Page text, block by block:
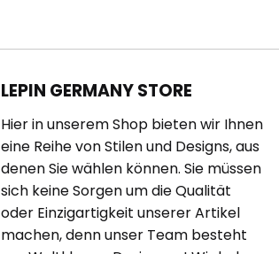
LEPIN GERMANY STORE
Hier in unserem Shop bieten wir Ihnen
eine Reihe von Stilen und Designs, aus
denen Sie wählen können. Sie müssen
sich keine Sorgen um die Qualität
oder Einzigartigkeit unserer Artikel
machen, denn unser Team besteht